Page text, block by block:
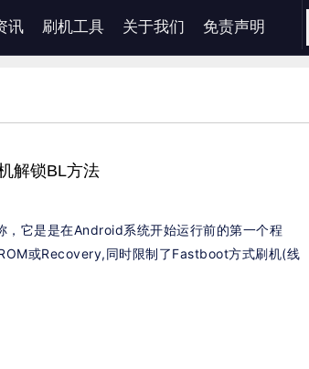
讯 刷机工具 关于我们 免责声明
解锁BL方法
它是是在Android系统开始运行前的第一个程
或Recovery,同时限制了Fastboot方式刷机(线